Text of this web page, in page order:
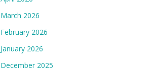
March 2026
February 2026
January 2026
December 2025